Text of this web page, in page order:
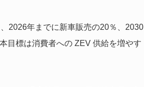
2026年までに新車販売の20％、2030
目標は消費者への ZEV 供給を増やす